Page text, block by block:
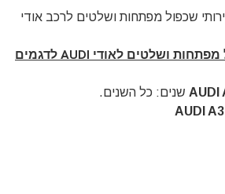
שכפול מפתחות ושלטים לרכב אודי
אנו ממבצעים שכפול מפתחות ושלטים לאודי AUDI לדגמים
AUDI שנים: כל השנים.
AUDI A3